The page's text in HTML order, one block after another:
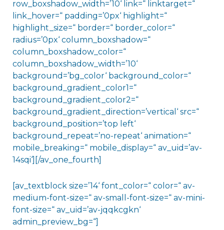
row_boxshadow_width=’10‘ link=“ linktarget=“
link_hover=“ padding=’0px‘ highlight=“
highlight_size=“ border=“ border_color=“
radius=’0px‘ column_boxshadow=“
column_boxshadow_color=“
column_boxshadow_width=’10‘
background=’bg_color‘ background_color=“
background_gradient_color1=“
background_gradient_color2=“
background_gradient_direction=’vertical‘ src=“
background_position=’top left‘
background_repeat=’no-repeat‘ animation=“
mobile_breaking=“ mobile_display=“ av_uid=’av-
14sqi‘][/av_one_fourth]
[av_textblock size=’14‘ font_color=“ color=“ av-
medium-font-size=“ av-small-font-size=“ av-mini-
font-size=“ av_uid=’av-jqqkcgkn‘
admin_preview_bg=“]